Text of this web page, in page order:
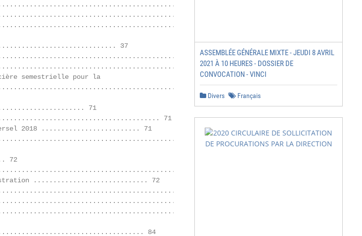
33
33
36
37
37
44
semestrielle pour la
69
71
71
2018 ......................... 71
71
72
72
............................. 72
73
74
78
84
ASSEMBLÉE GÉNÉRALE MIXTE - JEUDI 8 AVRIL
2021 À 10 HEURES - DOSSIER DE
CONVOCATION - VINCI
Divers Français